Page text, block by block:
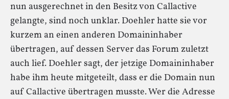
nun ausgerechnet in den Besitz von Callactive
gelangte, sind noch unklar. Doehler hatte sie vor
kurzem an einen anderen Domaininhaber
übertragen, auf dessen Server das Forum zuletzt
auch lief. Doehler sagt, der jetzige Domaininhaber
habe ihm heute mitgeteilt, dass er die Domain nun
auf Callactive übertragen musste. Wer die Adresse